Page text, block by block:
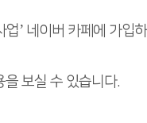
업’ 네이버 카페에 가입
보실 수 있습니다.